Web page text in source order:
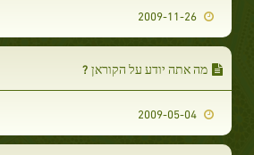
מה אתה יודע על הקוראן ?